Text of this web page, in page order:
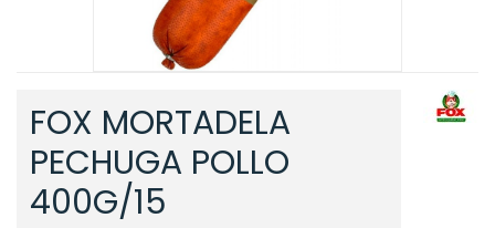
FOX MORTADELA
PECHUGA POLLO
400G/15